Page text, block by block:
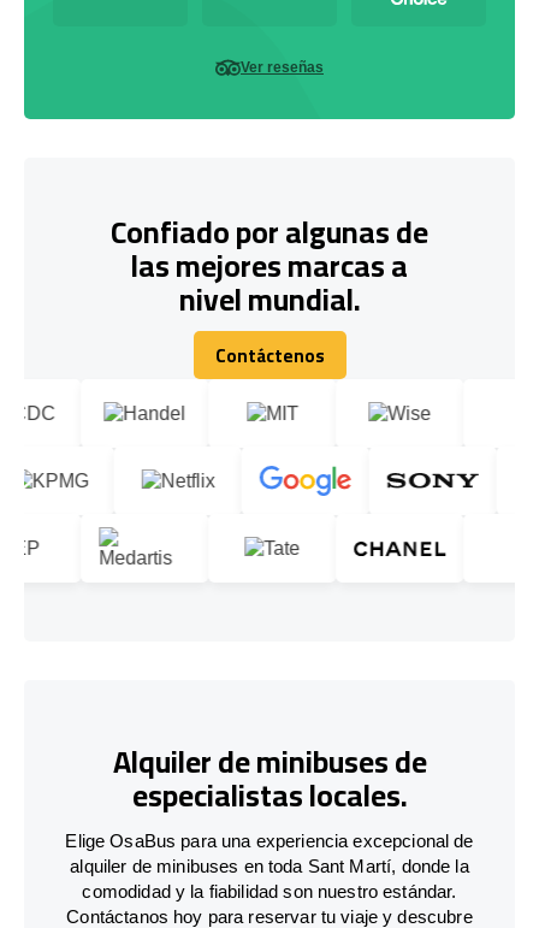
Ver reseñas
Confiado por algunas de
las mejores marcas a
nivel mundial.
Contáctenos
Contáctenos
Alquiler de minibuses de
especialistas locales.
Elige OsaBus para una experiencia excepcional de
alquiler de minibuses en toda Sant Martí, donde la
comodidad y la fiabilidad son nuestro estándar.
Contáctanos hoy para reservar tu viaje y descubre